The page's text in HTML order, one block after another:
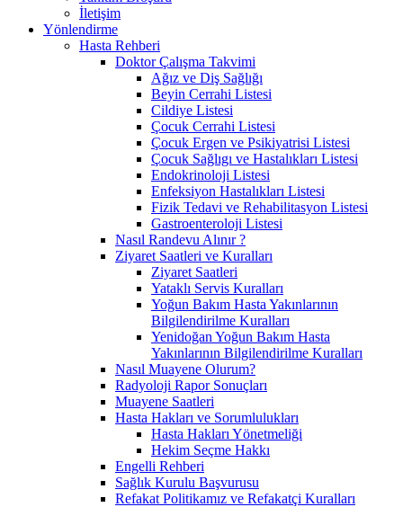
İletişim
Yönlendirme
Hasta Rehberi
Doktor Çalışma Takvimi
Ağız ve Diş Sağlığı
Beyin Cerrahi Listesi
Cildiye Listesi
Çocuk Cerrahi Listesi
Çocuk Ergen ve Psikiyatrisi Listesi
Çocuk Sağlıgı ve Hastalıkları Listesi
Endokrinoloji Listesi
Enfeksiyon Hastalıkları Listesi
Fizik Tedavi ve Rehabilitasyon Listesi
Gastroenteroloji Listesi
Nasıl Randevu Alınır ?
Ziyaret Saatleri ve Kuralları
Ziyaret Saatleri
Yataklı Servis Kuralları
Yoğun Bakım Hasta Yakınlarının
Bilgilendirilme Kuralları
Yenidoğan Yoğun Bakım Hasta
Yakınlarının Bilgilendirilme Kuralları
Nasıl Muayene Olurum?
Radyoloji Rapor Sonuçları
Muayene Saatleri
Hasta Hakları ve Sorumlulukları
Hasta Hakları Yönetmeliği
Hekim Seçme Hakkı
Engelli Rehberi
Sağlık Kurulu Başvurusu
Refakat Politikamız ve Refakatçi Kuralları